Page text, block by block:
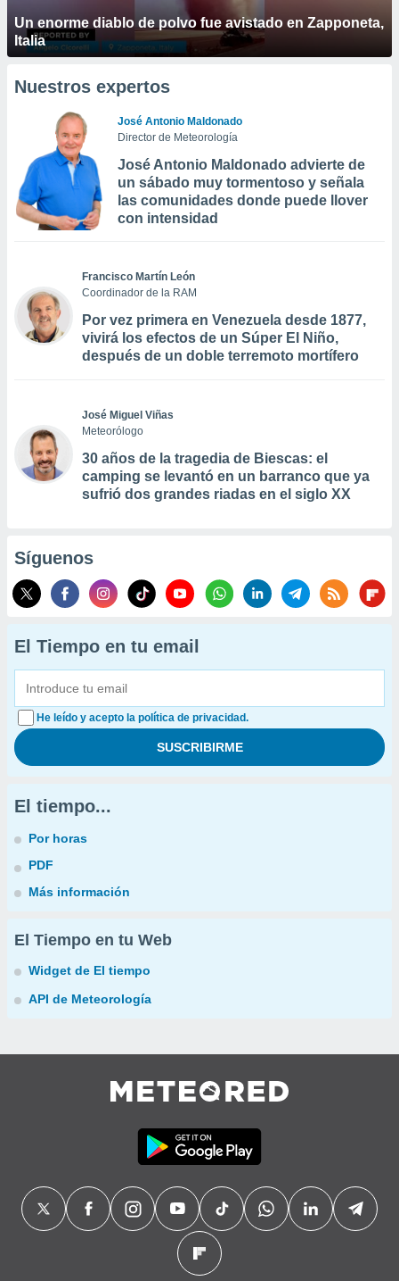
Un enorme diablo de polvo fue avistado en Zapponeta,
Italia
Nuestros expertos
José Antonio Maldonado
Director de Meteorología
José Antonio Maldonado advierte de
un sábado muy tormentoso y señala
las comunidades donde puede llover
con intensidad
Francisco Martín León
Coordinador de la RAM
Por vez primera en Venezuela desde 1877,
vivirá los efectos de un Súper El Niño,
después de un doble terremoto mortífero
José Miguel Viñas
Meteorólogo
30 años de la tragedia de Biescas: el
camping se levantó en un barranco que ya
sufrió dos grandes riadas en el siglo XX
Síguenos
El Tiempo en tu email
He leído y acepto la política de privacidad.
El tiempo...
Por horas
PDF
Más información
El Tiempo en tu Web
Widget de El tiempo
API de Meteorología